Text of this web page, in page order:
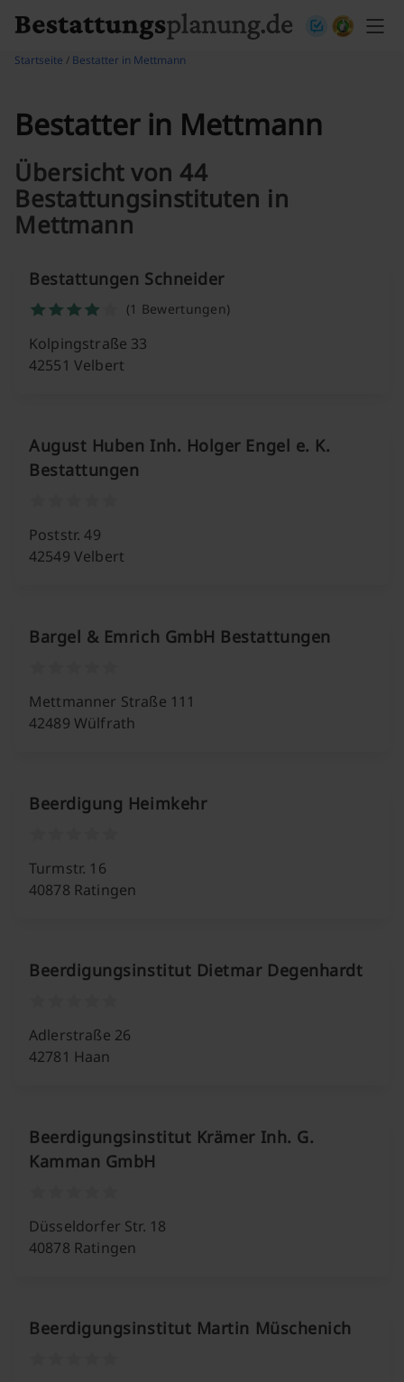
Startseite / Bestatter in Mettmann
Bestatter in Mettmann
Übersicht von 44
Bestattungsinstituten in
Mettmann
Bestattungen Schneider
(1 Bewertungen)
Kolpingstraße 33
42551 Velbert
August Huben Inh. Holger Engel e. K.
Bestattungen
Poststr. 49
42549 Velbert
Bargel & Emrich GmbH Bestattungen
Mettmanner Straße 111
42489 Wülfrath
Beerdigung Heimkehr
Turmstr. 16
40878 Ratingen
Beerdigungsinstitut Dietmar Degenhardt
Adlerstraße 26
42781 Haan
Beerdigungsinstitut Krämer Inh. G.
Kamman GmbH
Düsseldorfer Str. 18
40878 Ratingen
Beerdigungsinstitut Martin Müschenich